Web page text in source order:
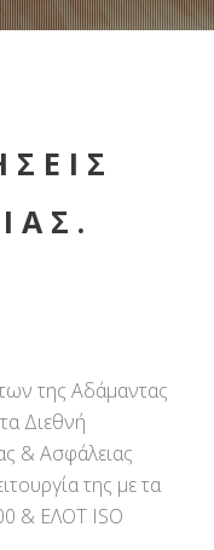
της Αδάμαντας
Διεθνή
& Ασφάλειας
της με τα
& ΕΛΟΤ ISO